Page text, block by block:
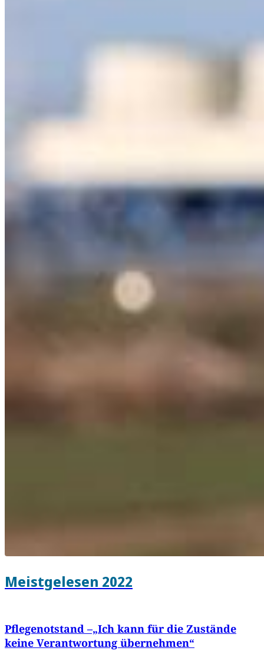
Meistgelesen 2022
Pflegenotstand –„Ich kann für die Zustände
keine Verantwortung übernehmen“